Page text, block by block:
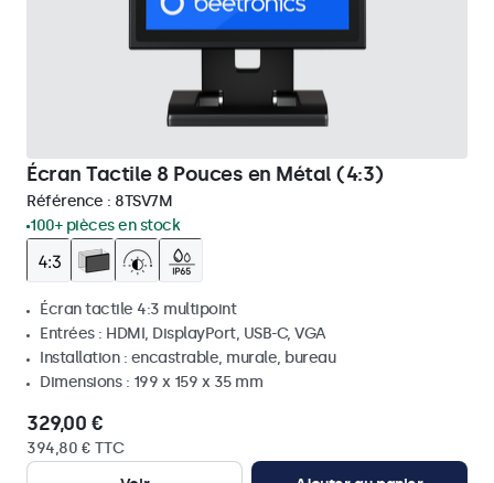
Écran Tactile 8 Pouces en Métal (4:3)
Référence : 8TSV7M
100+ pièces en stock
Écran tactile 4:3 multipoint
Entrées : HDMI, DisplayPort, USB-C, VGA
Installation : encastrable, murale, bureau
Dimensions : 199 x 159 x 35 mm
329,00 €
394,80 € TTC